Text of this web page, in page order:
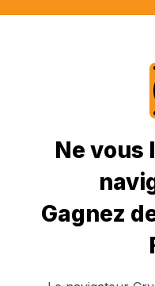
Ne vous
Gagnez